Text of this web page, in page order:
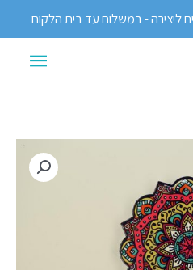
ליצירה - במשלוח עד בית הלקוח